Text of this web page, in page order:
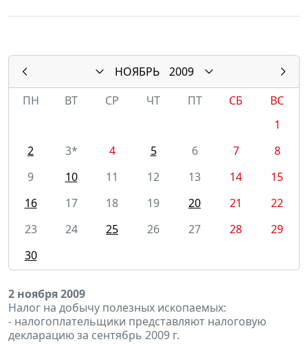
НОЯБРЬ
2009
ПН
ВТ СР ЧТ ПТ СБ
ВС
1
2
3* 4 5 6 7
8
9
10 11 12 13 14
15
16
17 18 19 20 21
22
23
24 25 26 27 28
29
30
2 ноября 2009
Налог на добычу полезных ископаемых:
- налогоплательщики представляют налоговую
декларацию за сентябрь 2009 г.